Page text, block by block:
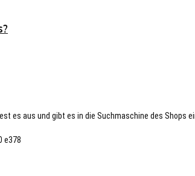
es aus und gibt es in die Suchmaschine des Shops
e378